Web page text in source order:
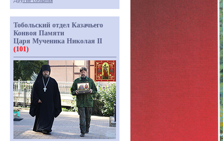
Тобольский отдел Казачьего
Конвоя Памяти
Царя Мученика Николая II
(101)